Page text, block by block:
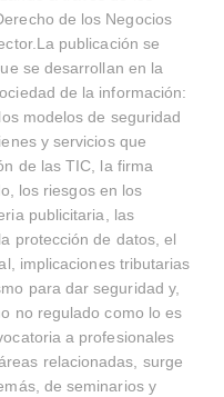
de los Negocios
publicación se
se desarrollan en la
de la información:
modelos de seguridad
y servicios que
de las TIC, la firma
los riesgos en los
publicitaria, las
protección de datos, el
implicaciones tributarias
para dar seguridad y,
no regulado como lo es
a profesionales
relacionadas, surge
de seminarios y